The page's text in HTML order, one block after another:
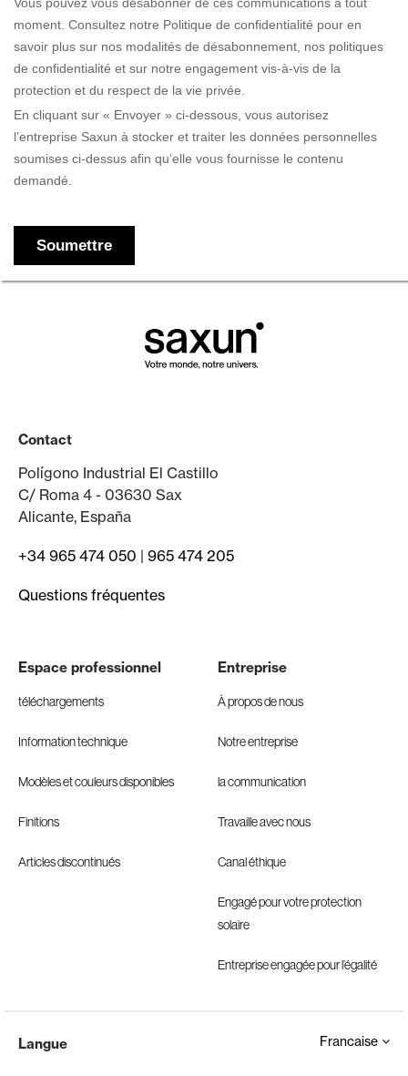
Contact
Polígono Industrial El Castillo
C/ Roma 4 - 03630 Sax
Alicante, España
+34 965 474 050 | 965 474 205
Questions fréquentes
Espace professionnel
téléchargements
Information technique
Modèles et couleurs disponibles
Finitions
Articles discontinués
Entreprise
À propos de nous
Notre entreprise
la communication
Travaille avec nous
Canal éthique
Engagé pour votre protection
solaire
Entreprise engagée pour l’égalité
Langue Francaise